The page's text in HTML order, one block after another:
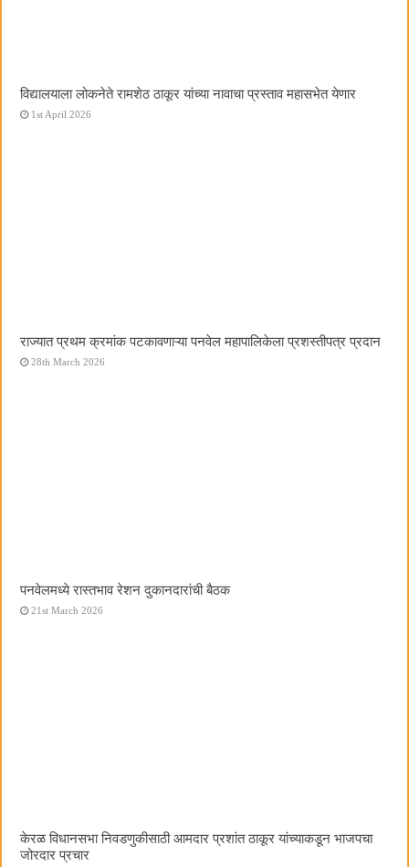
विद्यालयाला लोकनेते रामशेठ ठाकूर यांच्या नावाचा प्रस्ताव महासभेत येणार
1st April 2026
राज्यात प्रथम क्रमांक पटकावणाऱ्या पनवेल महापालिकेला प्रशस्तीपत्र प्रदान
28th March 2026
पनवेलमध्ये रास्तभाव रेशन दुकानदारांची बैठक
21st March 2026
केरळ विधानसभा निवडणुकीसाठी आमदार प्रशांत ठाकूर यांच्याकडून भाजपचा
जोरदार प्रचार